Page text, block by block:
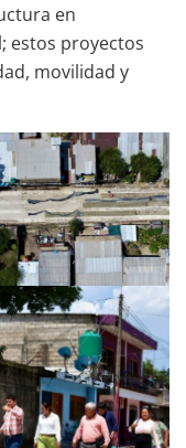
en
estos proyectos
movilidad y